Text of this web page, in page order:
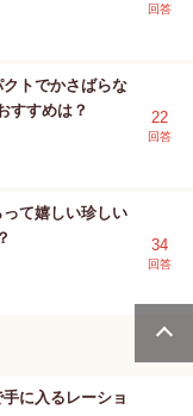
回答
トでかさばらな
すすめは？
22
回答
って嬉しい珍しい
34
回答
手に入るレーショ